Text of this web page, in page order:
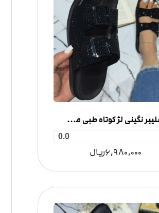
اسلیپر نگینی لژ کوتاه طبی مدل ۲ سگک
0.0
6,980,000ریال